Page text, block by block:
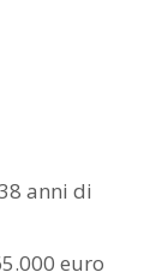
anni di
euro